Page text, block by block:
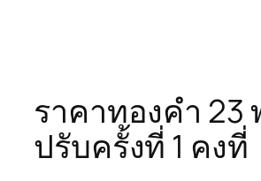
ราคาทองคำ 23
ปรับครั้งที่ 1 คงที่